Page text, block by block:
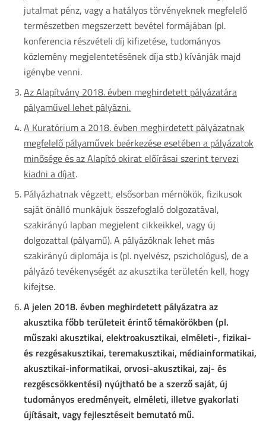
jutalmat pénz, vagy a hatályos törvényeknek megfelelő
természetben megszerzett bevétel formájában (pl.
konferencia részvételi díj kifizetése, tudományos
közlemény megjelentetésének díja stb.) kívánják majd
igénybe venni.
Az Alapítvány 2018. évben meghirdetett pályázatára
pályaművel lehet pályázni.
A Kuratórium a 2018. évben meghirdetett pályázatnak
megfelelő pályaművek beérkezése esetében a pályázatok
minősége és az Alapító okirat előírásai szerint tervezi
kiadni a díjat.
Pályázhatnak végzett, elsősorban mérnökök, fizikusok
saját önálló munkájuk összefoglaló dolgozatával,
szakirányú lapban megjelent cikkeikkel, vagy új
dolgozattal (pályamű). A pályázóknak lehet más
szakirányú diplomája is (pl. nyelvész, pszichológus), de a
pályázó tevékenységét az akusztika területén kell, hogy
kifejtse.
A jelen 2018. évben meghirdetett pályázatra az
akusztika főbb területeit érintő témakörökben (pl.
műszaki akusztikai, elektroakusztikai, elméleti-, fizikai-
és rezgésakusztikai, teremakusztikai, médiainformatikai,
akusztikai-informatikai, orvosi-akusztikai, zaj- és
rezgéscsökkentési) nyújtható be a szerző saját, új
tudományos eredményeit, elméleti, illetve gyakorlati
újításait, vagy fejlesztéseit bemutató mű.